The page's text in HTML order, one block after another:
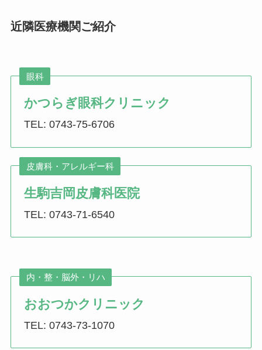
近隣医療機関ご紹介
眼科
かつらぎ眼科クリニック
TEL: 0743-75-6706
皮膚科・アレルギー科
生駒吉岡皮膚科医院
TEL: 0743-71-6540
内・整・脳外・リハ
おおつかクリニック
TEL: 0743-73-1070